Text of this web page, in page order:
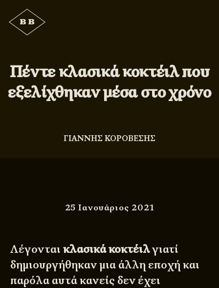
Πέντε κλασικά κοκτέιλ που
εξελίχθηκαν μέσα στο χρόνο
ΓΙΑΝΝΗΣ ΚΟΡΟΒΕΣΗΣ
25 Ιανουάριος 2021
Λέγονταικλασικά κοκτέιλγιατί
δημιουργήθηκαν μια άλλη εποχή και
παρόλα αυτά κανείς δεν έχει